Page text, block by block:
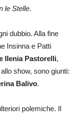
le Stelle.
dubbio. Alla fine
Insinna e Patti
Ilenia Pastorelli,
show, sono giunti:
Balivo.
polemiche. Il